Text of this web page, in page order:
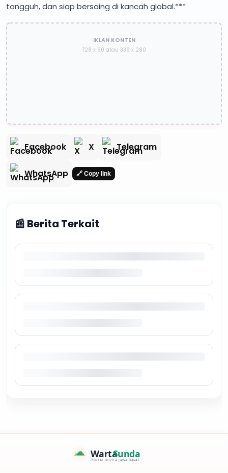
tangguh, dan siap bersaing di kancah global.***
IKLAN KONTEN
728 x 90 atau 336 x 280
Facebook X Telegram
WhatsApp 🔗 Copy link
📰 Berita Terkait
WartaSunda
PORTAL BERITA JAWA BARAT